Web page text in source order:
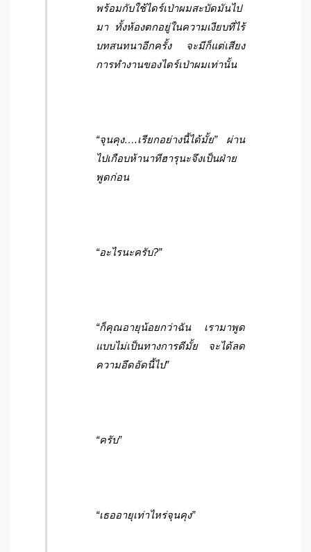
พร้อมกับใช้ไดร์เป่าผมสะบัดมันไป
มา ทั้งห้องตกอยู่ในความเงียบที่ไร้
บทสนทนาอีกครั้ง จะมีก็แต่เสียง
การทำงานของไดร์เป่าผมเท่านั้น
“จุนคุง….เรียกอย่างนี้ได้มั้ย” ผ่าน
ไปเกือบห้านาทีฮารุนะจึงเป็นฝ่าย
พูดก่อน
“อะไรนะครับ?”
“ก็คุณอายุน้อยกว่าฉัน เรามาพูด
แบบไม่เป็นทางการดีมั้ย จะได้ลด
ความอึดอัดนี้ไป”
“ครับ”
“เธออายุเท่าไหร่จุนคุง”